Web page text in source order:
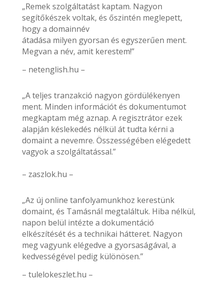
„Remek szolgáltatást kaptam. Nagyon
segítőkészek voltak, és őszintén meglepett,
hogy a domainnév
átadása milyen gyorsan és egyszerűen ment.
Megvan a név, amit kerestem!”
– netenglish.hu –
„A teljes tranzakció nagyon gördülékenyen
ment. Minden információt és dokumentumot
megkaptam még aznap. A regisztrátor ezek
alapján késlekedés nélkül át tudta kérni a
domaint a nevemre. Összességében elégedett
vagyok a szolgáltatással.”
– zaszlok.hu –
„Az új online tanfolyamunkhoz kerestünk
domaint, és Tamásnál megtaláltuk. Hiba nélkül,
napon belül intézte a dokumentáció
elkészítését és a technikai hátteret. Nagyon
meg vagyunk elégedve a gyorsaságával, a
kedvességével pedig különösen.”
– tulelokeszlet.hu –